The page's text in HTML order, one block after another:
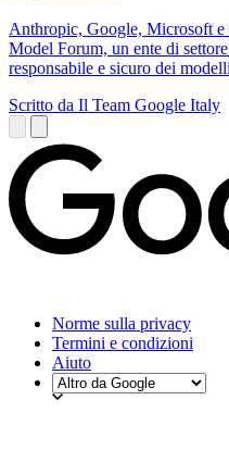
Anthropic, Google, Microsoft
Model Forum, un ente di
responsabile e sicuro dei
Scritto da Il Team Google Italy
Norme sulla privacy
Termini e condizioni
Aiuto